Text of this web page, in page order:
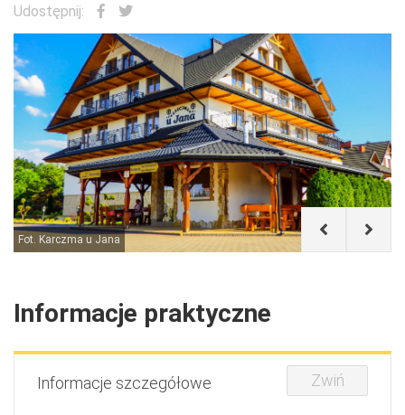
Udostępnij:
Karczma u Jana
Informacje praktyczne
Informacje szczegółowe Zwiń